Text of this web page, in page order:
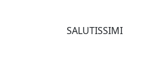
SALUTISSIMI